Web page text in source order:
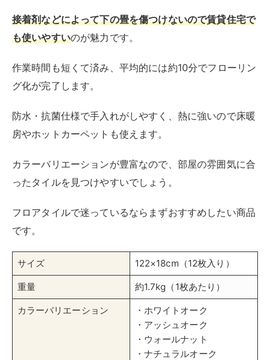
ウッドカーペット 江戸間 3帖・4.5帖・6帖 (ク
ラウド エドマ) ニトリ 【玄関先迄納品】
created by
楽天市場
Yahooショッピング
ニトリのウッドカーペット 江戸間3帖は自然な木目が魅
力のフローリングマットです。
裏側に不織布が貼られているので畳を傷つけにくいこと
が特徴
約0.5㎝と薄いので、はさみやカッターでも簡単に切れ